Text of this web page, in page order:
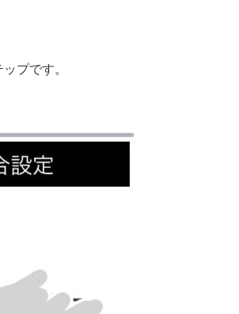
プです。